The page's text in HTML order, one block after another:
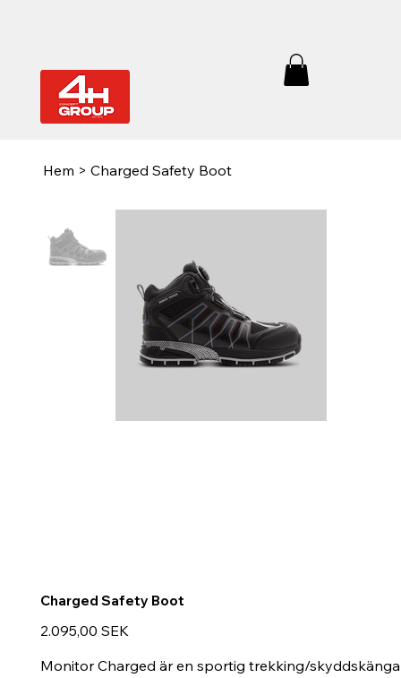
Hem > Charged Safety Boot
Charged Safety Boot
Preis
2.095,00 SEK
Monitor Charged är en sportig trekking/